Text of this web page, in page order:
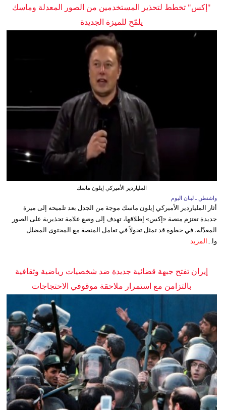
"إكس" تخطط لتحذير المستخدمين من الصور المعدلة وماسك
يلمّح للميزة الجديدة
الملياردير الأميركي إيلون ماسك
واشنطن ـ لبنان اليوم
أثار الملياردير الأميركي إيلون ماسك موجة من الجدل بعد تلميحه إلى ميزة
جديدة تعتزم منصة «إكس» إطلاقها، تهدف إلى وضع علامة تحذيرية على الصور
المعدّلة، في خطوة قد تمثل تحولاً في تعامل المنصة مع المحتوى المضلل
وا...
المزيد
إيران تفتح جبهة قضائية جديدة ضد شخصيات رياضية وثقافية
بالتزامن مع استمرار ملاحقة موقوفي الاحتجاجات